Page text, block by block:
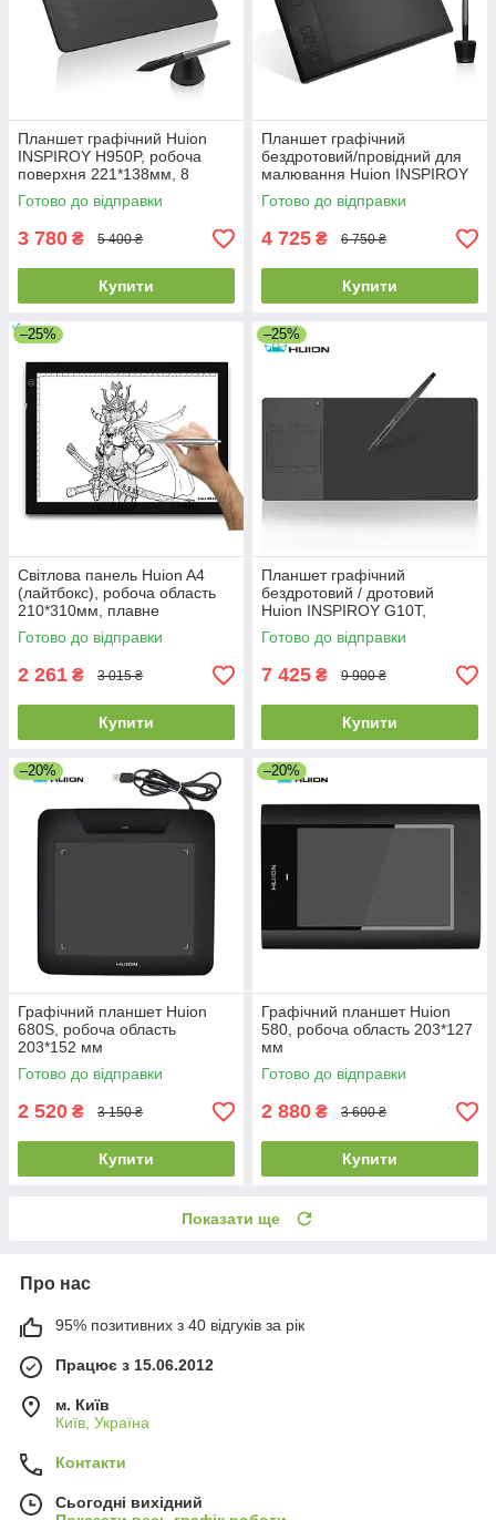
Планшет графічний Huion
INSPIROY H950P, робоча
поверхня 221*138мм, 8
експрес клавіш, пасивне
перо
Готово до відправки
3 780 ₴ 5 400 ₴
Купити
Планшет графічний
бездротовий/провідний для
малювання Huion INSPIROY
Q11K, робоча поверхня
280*175 мм
Готово до відправки
4 725 ₴ 6 750 ₴
Купити
–25%
Світлова панель Huion A4
(лайтбокс), робоча область
210*310мм, плавне
регулювання яскравості
світла
Готово до відправки
2 261 ₴ 3 015 ₴
Купити
–25%
Планшет графічний
бездротовий / дротовий
Huion INSPIROY G10T,
робоча поверхня 254*159 мм
/ 93*52 мм
Готово до відправки
7 425 ₴ 9 900 ₴
Купити
–20%
Графічний планшет Huion
680S, робоча область
203*152 мм
Готово до відправки
2 520 ₴ 3 150 ₴
Купити
–20%
Графічний планшет Huion
580, робоча область 203*127
мм
Готово до відправки
2 880 ₴ 3 600 ₴
Купити
Показати ще
Про нас
95% позитивних з 40 відгуків за рік
Працює з 15.06.2012
м. Київ
Київ, Україна
Контакти
Сьогодні вихідний